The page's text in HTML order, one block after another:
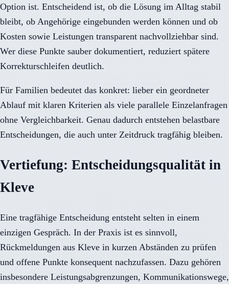
Option ist. Entscheidend ist, ob die Lösung im Alltag stabil
bleibt, ob Angehörige eingebunden werden können und ob
Kosten sowie Leistungen transparent nachvollziehbar sind.
Wer diese Punkte sauber dokumentiert, reduziert spätere
Korrekturschleifen deutlich.
Für Familien bedeutet das konkret: lieber ein geordneter
Ablauf mit klaren Kriterien als viele parallele Einzelanfragen
ohne Vergleichbarkeit. Genau dadurch entstehen belastbare
Entscheidungen, die auch unter Zeitdruck tragfähig bleiben.
Vertiefung: Entscheidungsqualität in
Kleve
Eine tragfähige Entscheidung entsteht selten in einem
einzigen Gespräch. In der Praxis ist es sinnvoll,
Rückmeldungen aus Kleve in kurzen Abständen zu prüfen
und offene Punkte konsequent nachzufassen. Dazu gehören
insbesondere Leistungsabgrenzungen, Kommunikationswege,